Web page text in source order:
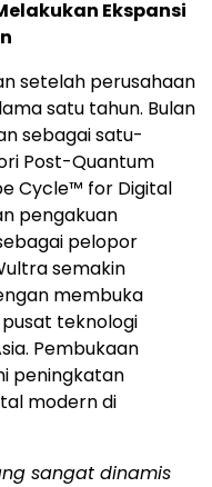
Ekspansi
setelah perusahaan
satu tahun. Bulan
sebagai satu-
Post-Quantum
Cycle™ for Digital
pengakuan
pelopor
semakin
membuka
teknologi
Pembukaan
peningkatan
modern di
sangat dinamis